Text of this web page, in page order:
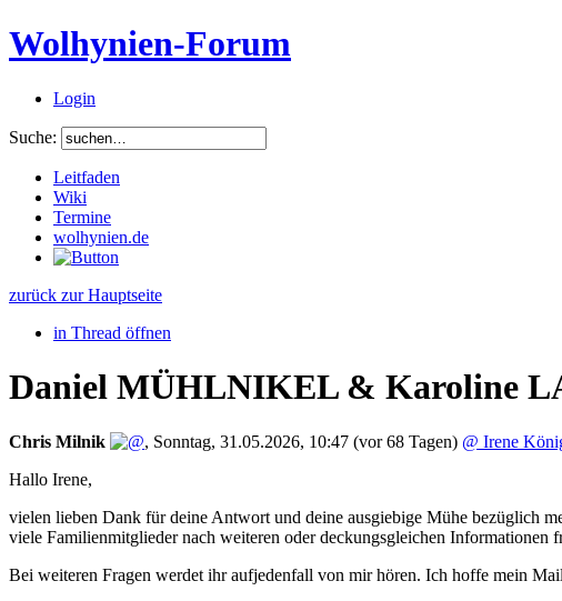
Wolhynien-Forum
Login
Suche:
Leitfaden
Wiki
Termine
wolhynien.de
zurück zur Hauptseite
in Thread öffnen
Daniel MÜHLNIKEL & Karoline
Chris Milnik , Sonntag, 31.05.2026, 10:47 (vor 68 Tagen) @ Irene
Hallo Irene,
vielen lieben Dank für deine Antwort und deine ausgiebige Mühe bezüglich
viele Familienmitglieder nach weiteren oder deckungsgleichen Informationen
Bei weiteren Fragen werdet ihr aufjedenfall von mir hören. Ich hoffe mein